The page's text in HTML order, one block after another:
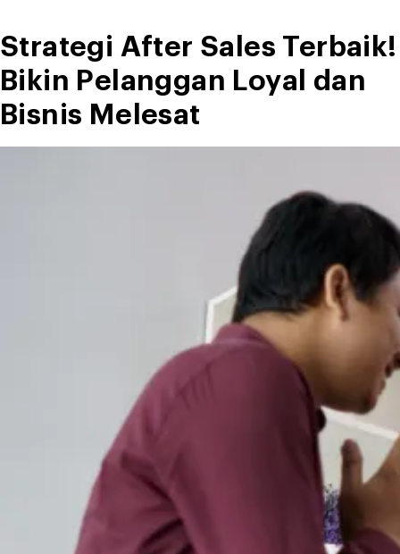
Pelaku
Bisnis
Indonesia”
Strategi After Sales Terbaik!
Bikin Pelanggan Loyal dan
Bisnis Melesat